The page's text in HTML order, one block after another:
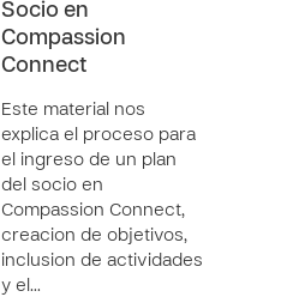
Socio en
Compassion
Connect
Este material nos
explica el proceso para
el ingreso de un plan
del socio en
Compassion Connect,
creacion de objetivos,
inclusion de actividades
y el…